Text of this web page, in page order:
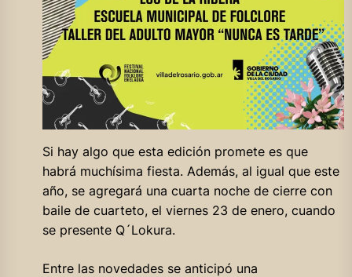
Si hay algo que esta edición promete es que
habrá muchísima fiesta. Además, al igual que este
año, se agregará una cuarta noche de cierre con
baile de cuarteto, el viernes 23 de enero, cuando
se presente Q´Lokura.
Entre las novedades se anticipó una